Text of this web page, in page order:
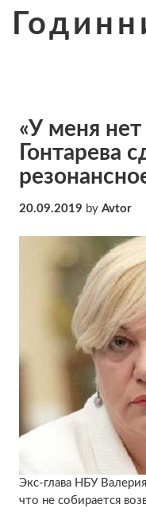
«У меня
Гонтарева
20.09.2019 by Avtor
Экс-глава НБУ
что не собирается